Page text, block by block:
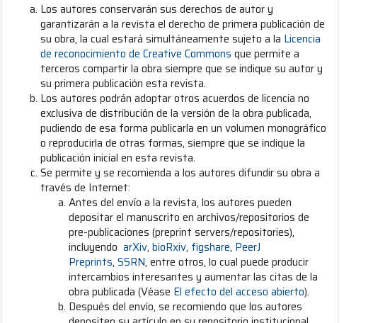
Los autores conservarán sus derechos de autor y
garantizarán a la revista el derecho de primera publicación de
su obra, la cual estará simultáneamente sujeto a la Licencia
de reconocimiento de Creative Commons que permite a
terceros compartir la obra siempre que se indique su autor y
su primera publicación esta revista.
Los autores podrán adoptar otros acuerdos de licencia no
exclusiva de distribución de la versión de la obra publicada,
pudiendo de esa forma publicarla en un volumen monográfico
o reproducirla de otras formas, siempre que se indique la
publicación inicial en esta revista.
Se permite y se recomienda a los autores difundir su obra a
través de Internet:
Antes del envío a la revista, los autores pueden
depositar el manuscrito en archivos/repositorios de
pre-publicaciones (preprint servers/repositories),
incluyendoarXiv,bioRxiv, figshare, PeerJ
Preprints,SSRN, entre otros, lo cual puede producir
intercambios interesantes y aumentar las citas de la
obra publicada (Véase El efecto del acceso abierto).
Después del envío, se recomiendo que los autores